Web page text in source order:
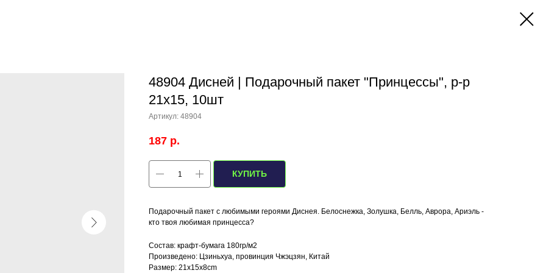
48904 Дисней | Подарочный пакет "Принцессы", р-р
21x15, 10шт
Артикул: 48904
187 р.
КУПИТЬ
Подарочный пакет с любимыми героями Диснея. Белоснежка, Золушка, Белль, Аврора, Ариэль -
кто твоя любимая принцесса?
Состав: крафт-бумага 180гр/м2
Произведено: Цзиньхуа, провинция Чжэцзян, Китай
Размер: 21x15x8cm